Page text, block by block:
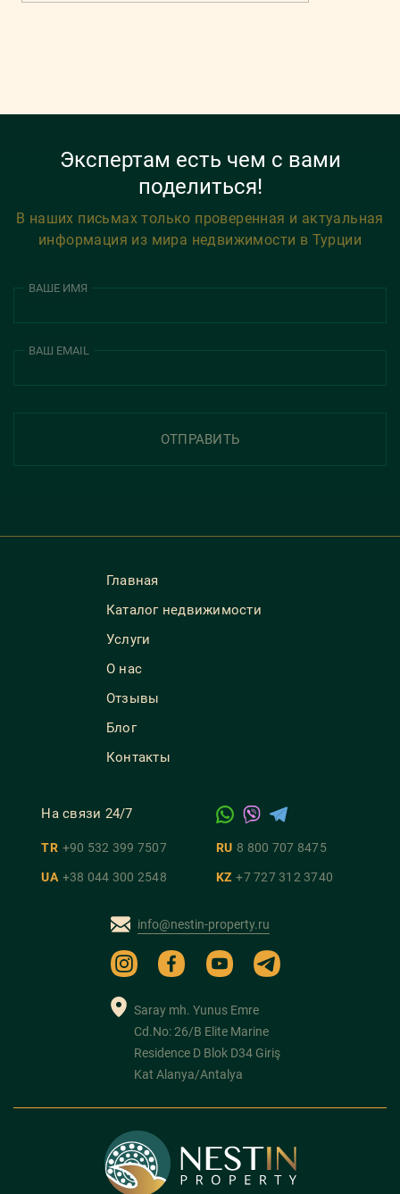
Экспертам есть чем с вами
поделиться!
В наших письмах только проверенная и актуальная
информация из мира недвижимости в Турции
ВАШЕ ИМЯ
ВАШ EMAIL
ОТПРАВИТЬ
Главная
Каталог недвижимости
Услуги
О нас
Отзывы
Блог
Контакты
На связи 24/7
TR +90 532 399 7507 RU 8 800 707 8475
UA +38 044 300 2548 KZ +7 727 312 3740
info@nestin-property.ru
Saray mh. Yunus Emre
Cd.No: 26/B Elite Marine
Residence D Blok D34 Giriş
Kat Alanya/Antalya